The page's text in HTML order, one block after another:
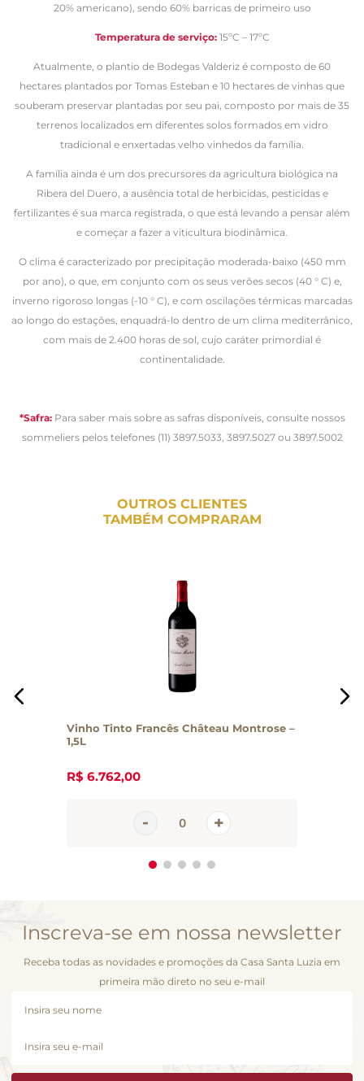
20% americano), sendo 60% barricas de primeiro uso
Temperatura de serviço:15ºC – 17ºC
Atualmente, o plantio de Bodegas Valderiz é composto de 60
hectares plantados por Tomas Esteban e 10 hectares de vinhas que
souberam preservar plantadas por seu pai, composto por mais de 35
terrenos localizados em diferentes solos formados em vidro
tradicional e enxertadas velho vinhedos da família.
A família ainda é um dos precursores da agricultura biológica na
Ribera del Duero, a ausência total de herbicidas, pesticidas e
fertilizantes é sua marca registrada, o que está levando a pensar além
e começar a fazer a viticultura biodinâmica.
O clima é caracterizado por precipitação moderada-baixo (450 mm
por ano), o que, em conjunto com os seus verões secos (40 ° C) e,
inverno rigoroso longas (-10 ° C), e com oscilações térmicas marcadas
ao longo do estações, enquadrá-lo dentro de um clima mediterrânico,
com mais de 2.400 horas de sol, cujo caráter primordial é
continentalidade.
*Safra:Para saber mais sobre as safras disponíveis, consulte nossos
sommeliers pelos telefones (11) 3897.5033, 3897.5027 ou 3897.5002
OUTROS CLIENTES
TAMBÉM COMPRARAM
Vinho Tinto Francês Château Montrose –
1,5L
R$ 6.762,00
Inscreva-se em nossa newsletter
Receba todas as novidades e promoções da Casa Santa Luzia em
primeira mão direto no seu e-mail